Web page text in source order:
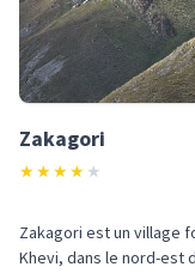
Zakagori
★★★★ ★
Zakagori est un village
Khevi, dans le nord-est